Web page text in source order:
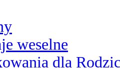
weselne
dla